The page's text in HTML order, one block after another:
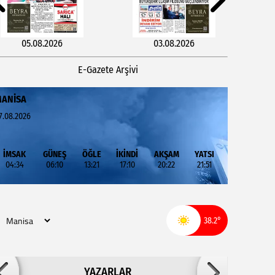
05.08.2026 03.08.2026
E-Gazete Arşivi
İMSAK
04:34
GÜNEŞ
06:10
ÖĞLE
13:21
İKİNDİ
17:10
AKŞAM
20:22
YATSI
21:51
38.2°
YAZARLAR